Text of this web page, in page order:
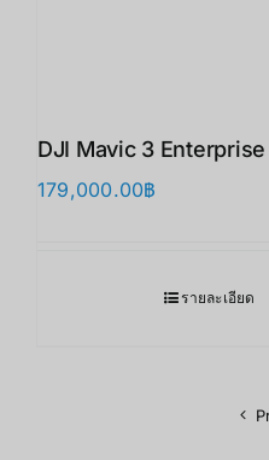
DJI Mavic 3 Enterprise
179,000.00฿
รายละเอียด